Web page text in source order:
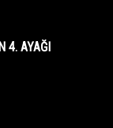
4. AYAĞI